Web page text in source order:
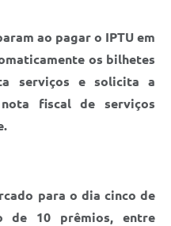
ao pagar o IPTU em
os bilhetes
serviços e solicita a
fiscal de serviços
para o dia cinco de
de 10 prêmios, entre